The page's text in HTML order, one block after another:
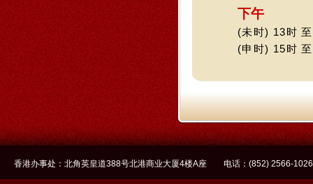
下午
(未时) 13时
(申时) 15时
香港办事处：北角英皇道388号北港商业大厦4楼A座 电话：(852)